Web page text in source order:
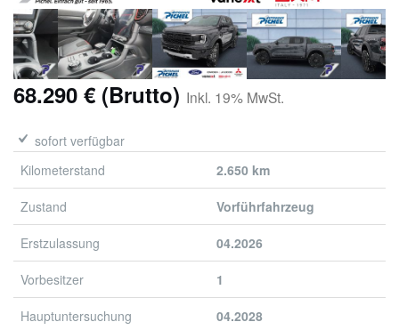
68.290 € (Brutto) Inkl. 19% MwSt.
sofort verfügbar
Kilometerstand
2.650 km
Zustand Vorführfahrzeug
Erstzulassung 04.2026
Vorbesitzer 1
Hauptuntersuchung 04.2028